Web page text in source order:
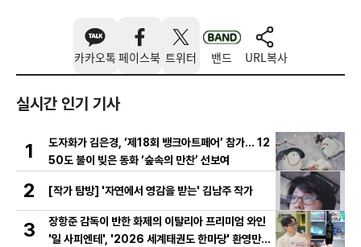
카카오톡 페이스북 트위터 밴드 URL복사
실시간 인기 기사
1
도자화가 김은경, ‘제18회 뱅크아트페어’ 참가… 12
50도 불이 빚은 동화 ‘숲속의 만찬’ 선보여
2 [작가 탐방] '자연에서 영감을 받는' 김남주 작가
3
장항준 감독이 반한 화제의 이탈리아 프리미엄 와인
'일 사피엔테', '2026 세계태권도 한마당' 환영만찬